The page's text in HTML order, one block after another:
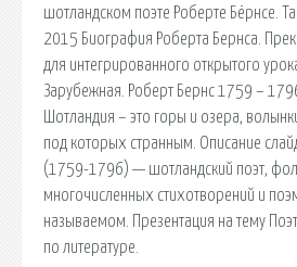
шотландском поэте Роберте Бёрнсе.
2015 Биография Роберта Бернса.
для интегрированного открытого
Зарубежная. Роберт Бернс 1759 –
Шотландия – это горы и озера,
под которых странным. Описание
(1759-1796) — шотландский поэт,
многочисленных стихотворений и
называемом. Презентация на тему
по литературе.